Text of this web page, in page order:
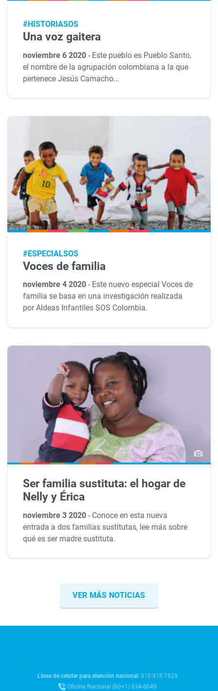
#HISTORIASOS
Una voz gaitera
noviembre 6 2020- Este pueblo es Pueblo Santo,
el nombre de la agrupación colombiana a la que
pertenece Jesús Camacho...
#ESPECIALSOS
Voces de familia
noviembre 4 2020- Este nuevo especial Voces de
familia se basa en una investigación realizada
por Aldeas Infantiles SOS Colombia.
Ser familia sustituta: el hogar de
Nelly y Érica
noviembre 3 2020- Conoce en esta nueva
entrada a dos familias sustitutas, lee más sobre
qué es ser madre sustituta.
VER MÁS NOTICIAS
Línea de celular para atención nacional:310 315 7529
Oficina Nacional (60+1) 634-8049